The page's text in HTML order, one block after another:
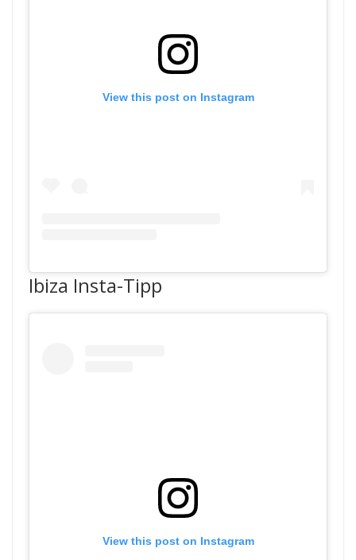
View this post on Instagram
Ibiza Insta-Tipp
View this post on Instagram